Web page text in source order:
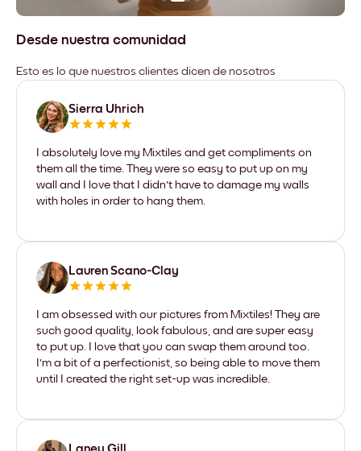
Desde nuestra comunidad
Esto es lo que nuestros clientes dicen de nosotros
Sierra Uhrich
I absolutely love my Mixtiles and get compliments on
them all the time. They were so easy to put up on my
wall and I love that I didn't have to damage my walls
with holes in order to hang them.
Lauren Scano-Clay
I am obsessed with our pictures from Mixtiles! They are
such good quality, look fabulous, and are super easy
to put up. I love that you can swap them around too.
I'm a bit of a perfectionist, so being able to move them
until I created the right set-up was incredible.
Laney Gill